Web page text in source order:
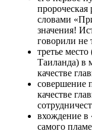
пророческая
словами
значения!
говорили не
третье
Таиланда) в
качестве
совершение
качестве
вхождение в
самого